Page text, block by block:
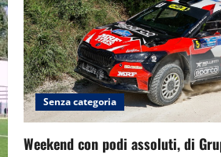
Senza categoria
Weekend con podi assoluti, di